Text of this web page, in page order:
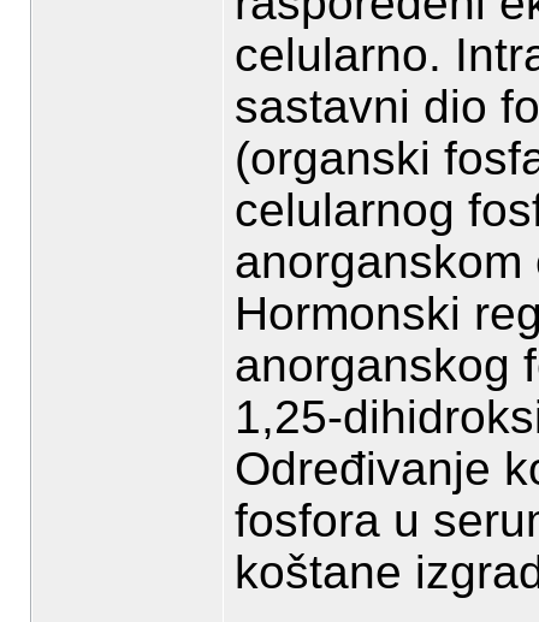
celularno.
sastavni dio
(organski
celularnog
Hormonski
anorganskog
1,25-
Određivanje
fosfora u
koštane